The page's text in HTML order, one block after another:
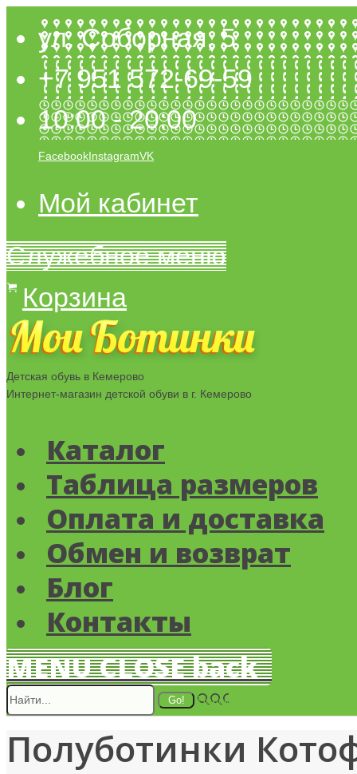
ул. Соборная, 5
+7 951 572-69-59
10:00 - 20:00
FacebookInstagramVK
Мой кабинет
Служебное меню
Корзина
Детская обувь в Кемерово
Интернет-магазин детской обуви в г. Кемерово
Каталог
Таблица размеров
Оплата и доставка
Обмен и возврат
Блог
Контакты
MENUCLOSEback
Поиск
Полуботинки